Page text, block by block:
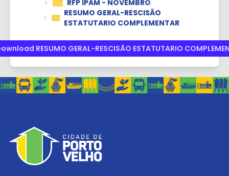
RFP IPAM - NOVEMBRO
RESUMO GERAL-RESCISÃO
ESTATUTARIO COMPLEMENTAR
RESUMO GERAL-RESCISÃO ESTATUTARIO